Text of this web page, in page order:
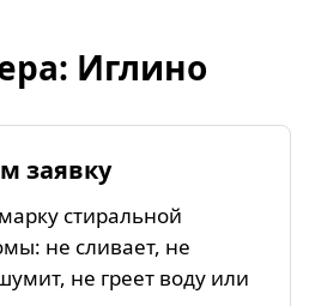
Иглино
заявку
стиральной
не сливает, не
не греет воду или